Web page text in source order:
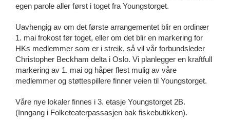
egen parole aller først i toget fra Youngstorget.
Uavhengig av om det første arrangementet blir en ordinær
1. mai frokost før toget, eller om det blir en markering for
HKs medlemmer som er i streik, så vil vår forbundsleder
Christopher Beckham delta i Oslo. Vi planlegger en kraftfull
markering av 1. mai og håper flest mulig av våre
medlemmer og støttespillere finner veien til Youngstorget.
Våre nye lokaler finnes i 3. etasje Youngstorget 2B.
(Inngang i Folketeaterpassasjen bak fiskebutikken).